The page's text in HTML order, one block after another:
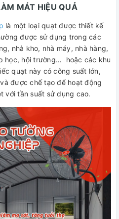
MÁT HIỆU QUẢ
là một loại quạt được thiết kế
được sử dụng trong các
nhà kho, nhà máy, nhà hàng,
học, hội trường… hoặc các khu
quạt này có công suất lớn,
được chế tạo để hoạt động
với tần suất sử dụng cao.